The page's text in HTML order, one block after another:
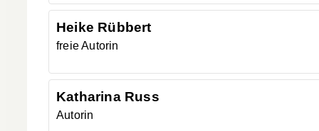
Heike Rübbert
freie Autorin
Katharina Russ
Autorin